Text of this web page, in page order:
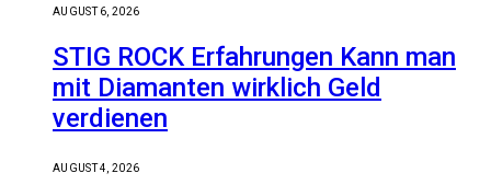
AUGUST 6, 2026
STIG ROCK Erfahrungen Kann man
mit Diamanten wirklich Geld
verdienen
AUGUST 4, 2026